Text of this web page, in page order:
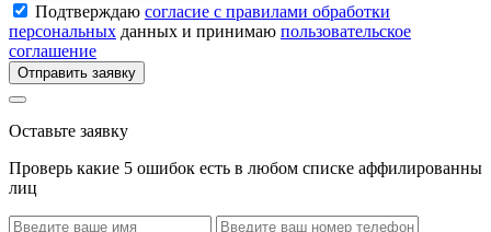
Подтверждаю согласие с правилами обработки
персональных данных и принимаю пользовательское
соглашение
Отправить заявку
Оставьте заявку
Проверь какие 5 ошибок есть в любом списке аффилированны
лиц